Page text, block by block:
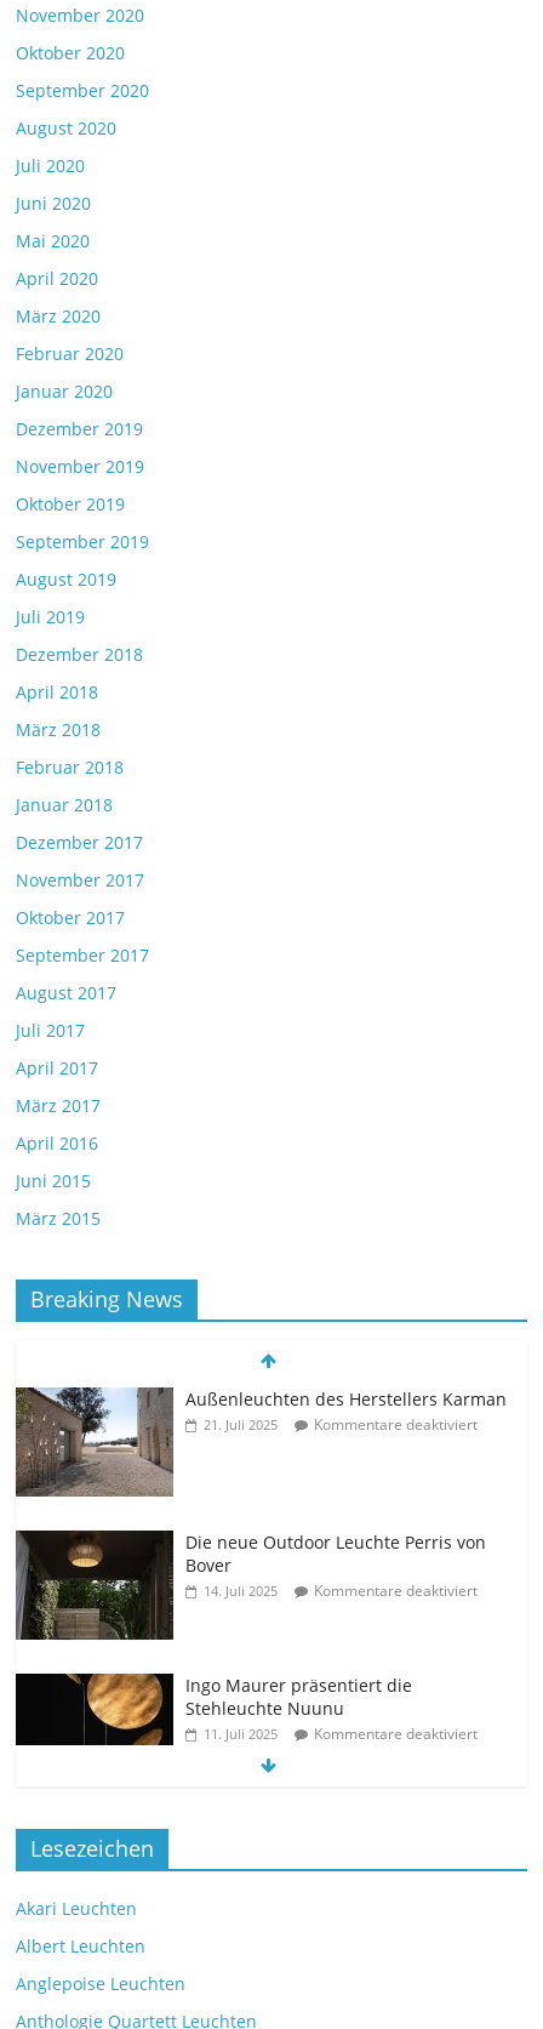
November 2020
Oktober 2020
September 2020
August 2020
Juli 2020
Juni 2020
Mai 2020
April 2020
März 2020
Februar 2020
Januar 2020
Dezember 2019
November 2019
Oktober 2019
September 2019
August 2019
Juli 2019
Dezember 2018
April 2018
März 2018
Februar 2018
Januar 2018
Dezember 2017
November 2017
Oktober 2017
September 2017
August 2017
Juli 2017
April 2017
März 2017
April 2016
Juni 2015
März 2015
Breaking News
Außenleuchten des Herstellers Karman
21. Juli 2025 Kommentare deaktiviert
Die neue Outdoor Leuchte Perris von
Bover
14. Juli 2025 Kommentare deaktiviert
Ingo Maurer präsentiert die
Stehleuchte Nuunu
11. Juli 2025 Kommentare deaktiviert
9. Juli 2025 Kommentare deaktiviert
7. Juli 2025
Lesezeichen
Akari Leuchten
Albert Leuchten
Anglepoise Leuchten
Anthologie Quartett Leuchten